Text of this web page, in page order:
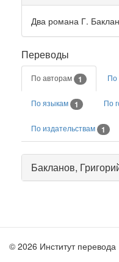
Два романа Г.
Переводы
По авторам 1 По
По языкам 1 По
По издательствам 1
Бакланов,
© 2026 Институт перевода